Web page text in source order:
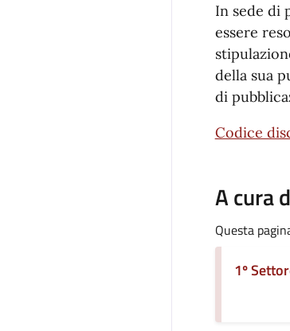
In sede di
essere
della sua
di
Codice
A cura
Questa
1º